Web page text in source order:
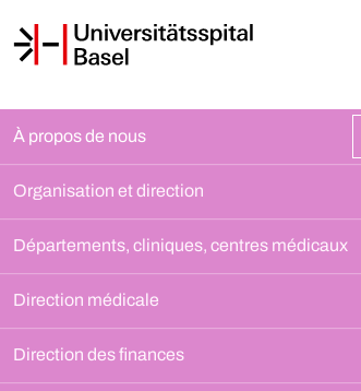
À propos de nous
Organisation et direction
Départements, cliniques, centres médicaux
Direction médicale
Direction des finances